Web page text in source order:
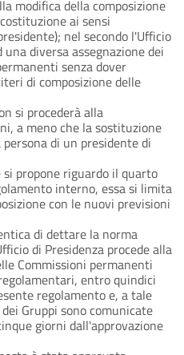
modifica della composizione
ai sensi
nel secondo l'Ufficio
diversa assegnazione dei
senza dover
di composizione delle
si procederà alla
a meno che la sostituzione
di un presidente di
si propone riguardo il quarto
interno, essa si limita
con le nuovi previsioni
di dettare la norma
di Presidenza procede alla
Commissioni permanenti
entro quindici
regolamento e, a tale
Gruppi sono comunicate
giorni dall'approvazione